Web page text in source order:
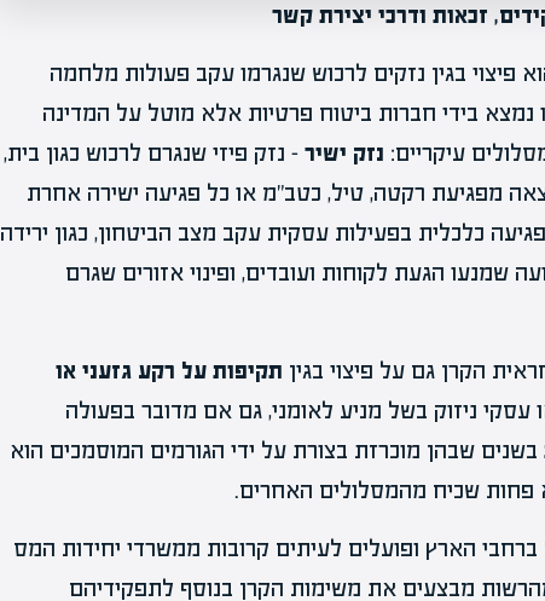
זכאות ודרכי יצירת קשר
פיצוי בגין נזקים לרכוש שנגרמו עקב פעולות מלחמה
נמצא בידי חברות ביטוח פרטיות אלא מוטל על המדינה
עיקריים: נזק ישיר – נזק פיזי שנגרם לרכוש כגון בית,
מפגיעת רקטה, טיל, כטב"מ או כל פגיעה ישירה אחרת
כלכלית בפעילות עסקית עקב מצב הביטחון, כגון ירידה
שמנעו הגעת לקוחות ועובדים, ופינוי אזורים שגרם
הקרן גם על פיצוי בגין תקיפות על רקע גזעני או
ניזוק בשל מניע לאומני, גם אם מדובר בפעולה
בשנים שבהן מוכרזת בצורת על ידי הגורמים המוסמכים הוא
פחות שכיח מהמסלולים האחרים.
הארץ ופועלים לעיתים קרובות ממשרדי יחידות המס
מבצעים את משימות הקרן בנוסף לתפקידיהם